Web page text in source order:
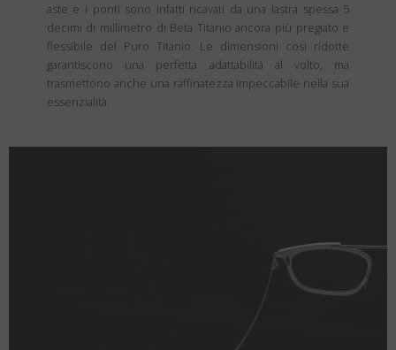
aste e i ponti sono infatti ricavati da una lastra spessa 5
decimi di millimetro di Beta Titanio ancora più pregiato e
flessibile del Puro Titanio. Le dimensioni così ridotte
garantiscono una perfetta adattabilità al volto, ma
trasmettono anche una raffinatezza impeccabile nella sua
essenzialità.